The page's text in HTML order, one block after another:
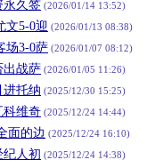
永久签 (2026/01/14 13:52)
文5-0迎 (2026/01/13 08:38)
场3-0萨 (2026/01/07 08:12)
出战萨 (2026/01/05 11:26)
进托纳 (2025/12/30 15:25)
科维奇 (2025/12/24 14:44)
面的边 (2025/12/24 16:10)
人初 (2025/12/24 14:38)